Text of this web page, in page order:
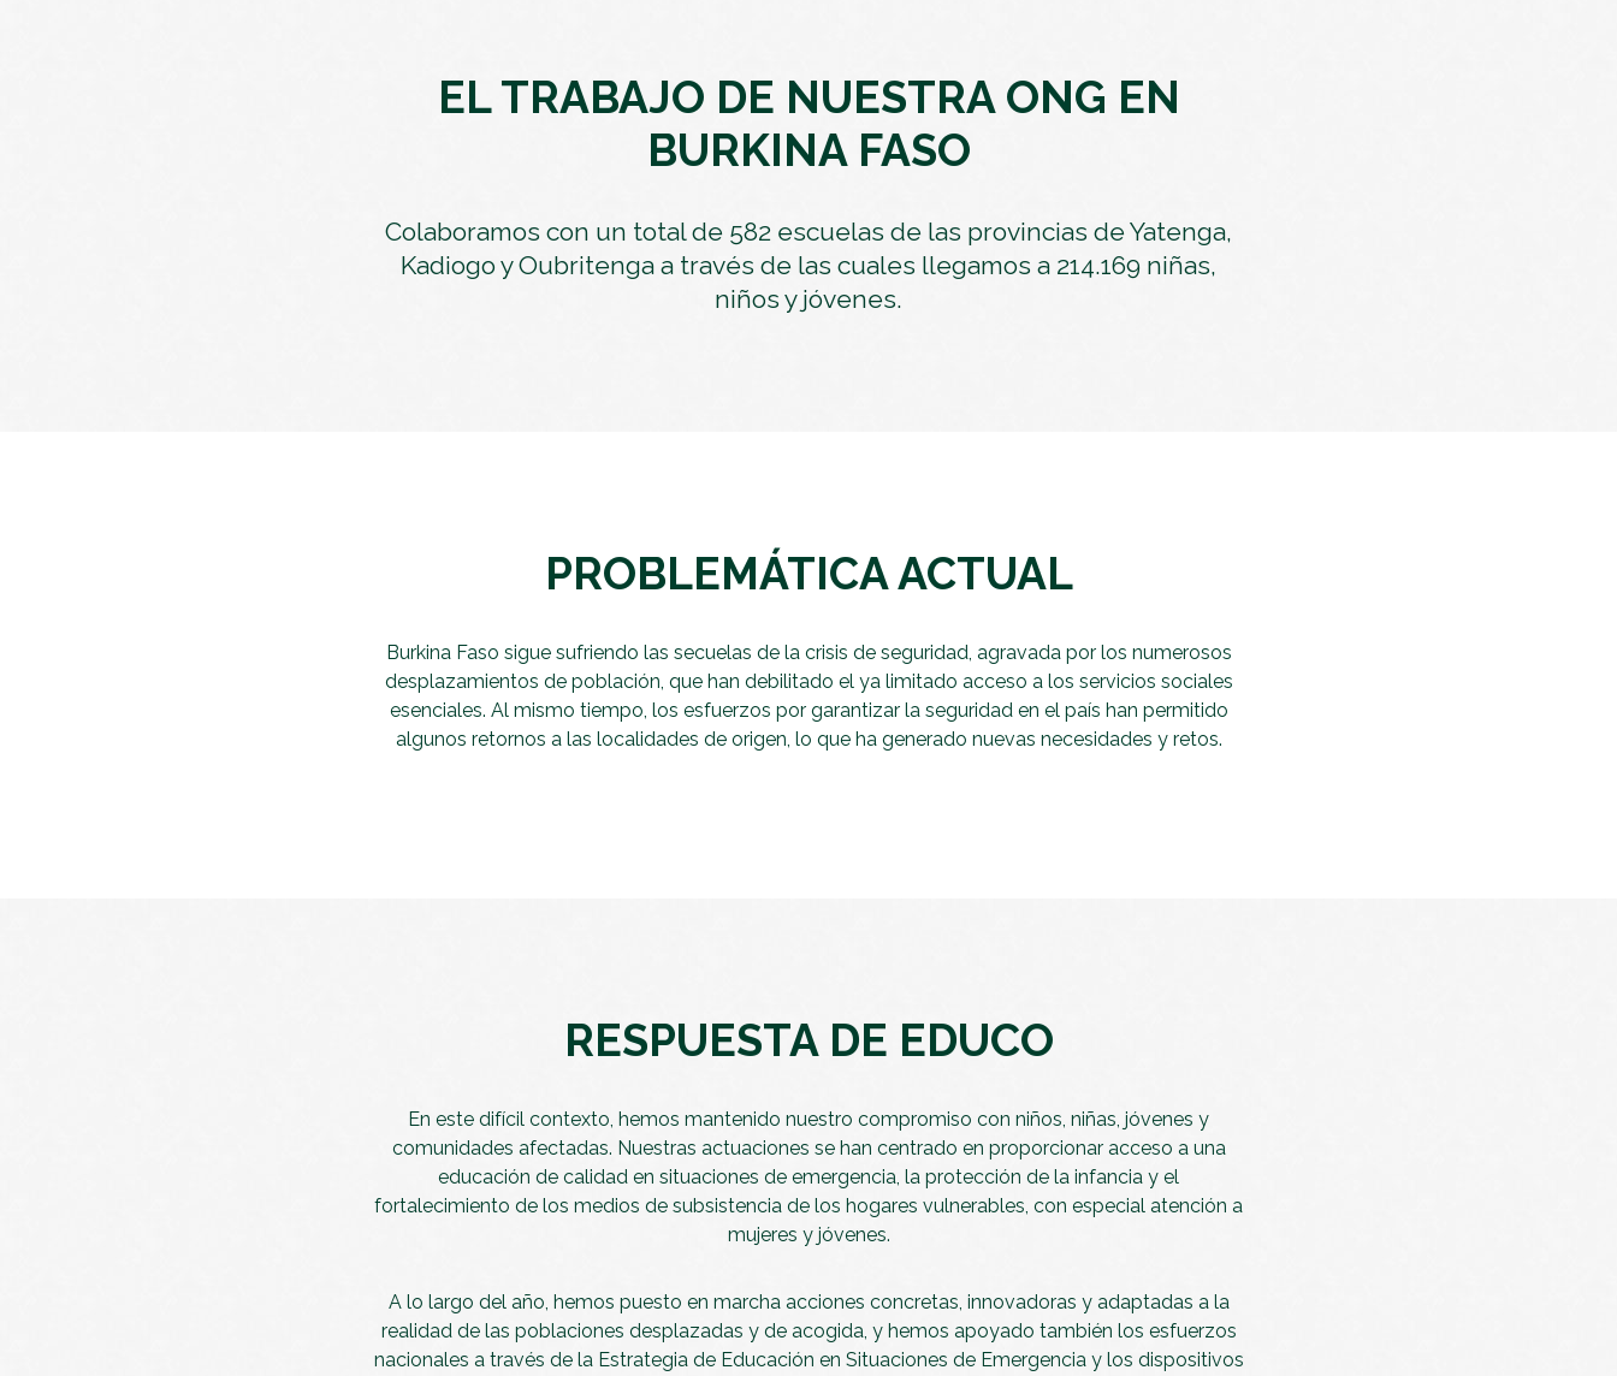
HUMANITARIA
EMPRESAS SOLIDARIAS
EL TRABAJO DE NUESTRA ONG EN
BURKINA FASO
Colaboramos con un total de 582 escuelas de las provincias de Yatenga,
Kadiogo y Oubritenga a través de las cuales llegamos a 214.169 niñas,
niños y jóvenes.
PROBLEMÁTICA ACTUAL
Burkina Faso sigue sufriendo las secuelas de la crisis de seguridad, agravada por los numerosos
desplazamientos de población, que han debilitado el ya limitado acceso a los servicios sociales
esenciales. Al mismo tiempo, los esfuerzos por garantizar la seguridad en el país han permitido
algunos retornos a las localidades de origen, lo que ha generado nuevas necesidades y retos.
RESPUESTA DE EDUCO
En este difícil contexto, hemos mantenido nuestro compromiso con niños, niñas, jóvenes y
comunidades afectadas. Nuestras actuaciones se han centrado en proporcionar acceso a una
educación de calidad en situaciones de emergencia, la protección de la infancia y el
fortalecimiento de los medios de subsistencia de los hogares vulnerables, con especial atención a
mujeres y jóvenes.
A lo largo del año, hemos puesto en marcha acciones concretas, innovadoras y adaptadas a la
realidad de las poblaciones desplazadas y de acogida, y hemos apoyado también los esfuerzos
nacionales a través de la Estrategia de Educación en Situaciones de Emergencia y los dispositivos